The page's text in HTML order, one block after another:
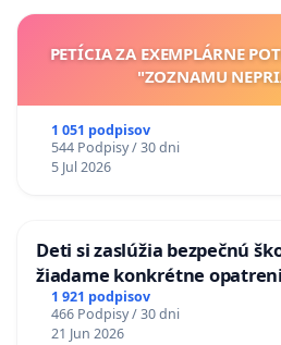
PETÍCIA ZA EXEMPLÁRNE
"ZOZNAMU
1 051 podpisov
544 Podpisy / 30 dni
5 Jul 2026
Deti si zaslúžia bezpečnú
žiadame konkrétne
situácie v školstve
1 921 podpisov
466 Podpisy / 30 dni
21 Jun 2026